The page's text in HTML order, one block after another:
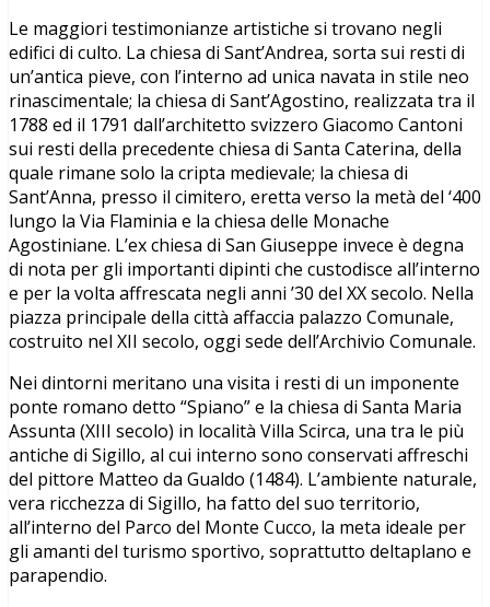
Le maggiori testimonianze artistiche si trovano negli
edifici di culto. La chiesa di Sant’Andrea, sorta sui resti di
un’antica pieve, con l’interno ad unica navata in stile neo
rinascimentale; la chiesa di Sant’Agostino, realizzata tra il
1788 ed il 1791 dall’architetto svizzero Giacomo Cantoni
sui resti della precedente chiesa di Santa Caterina, della
quale rimane solo la cripta medievale; la chiesa di
Sant’Anna, presso il cimitero, eretta verso la metà del ‘400
lungo la Via Flaminia e la chiesa delle Monache
Agostiniane. L’ex chiesa di San Giuseppe invece è degna
di nota per gli importanti dipinti che custodisce all’interno
e per la volta affrescata negli anni ’30 del XX secolo. Nella
piazza principale della città affaccia palazzo Comunale,
costruito nel XII secolo, oggi sede dell’Archivio Comunale.
Nei dintorni meritano una visita i resti di un imponente
ponte romano detto “Spiano” e la chiesa di Santa Maria
Assunta (XIII secolo) in località Villa Scirca, una tra le più
antiche di Sigillo, al cui interno sono conservati affreschi
del pittore Matteo da Gualdo (1484). L’ambiente naturale,
vera ricchezza di Sigillo, ha fatto del suo territorio,
all’interno del Parco del Monte Cucco, la meta ideale per
gli amanti del turismo sportivo, soprattutto deltaplano e
parapendio.